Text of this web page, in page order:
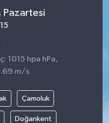
Pazartesi
1015 hpa hPa,
m/s
Çamoluk
Doğankent